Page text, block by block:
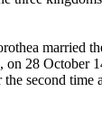
married
28 October
second time